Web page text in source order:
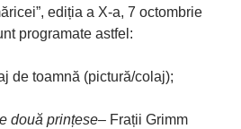
ediția a X-a, 7 octombrie
programate astfel:
de toamnă (pictură/colaj);
două prințese– Frații Grimm